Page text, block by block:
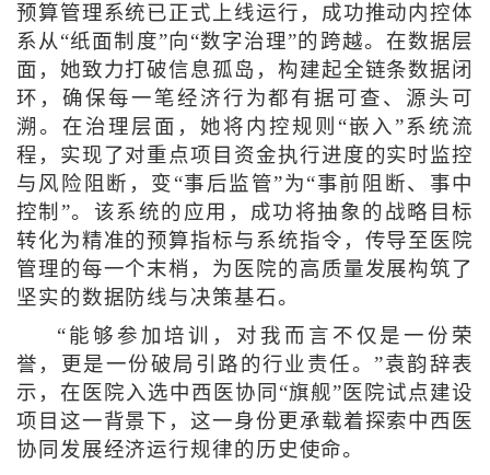
预算管理系统已正式上线运行，成功推动内控体
系从“纸面制度”向“数字治理”的跨越。在数据层
面，她致力打破信息孤岛，构建起全链条数据闭
环，确保每一笔经济行为都有据可查、源头可
溯。在治理层面，她将内控规则“嵌入”系统流
程，实现了对重点项目资金执行进度的实时监控
与风险阻断，变“事后监管”为“事前阻断、事中
控制”。该系统的应用，成功将抽象的战略目标
转化为精准的预算指标与系统指令，传导至医院
管理的每一个末梢，为医院的高质量发展构筑了
坚实的数据防线与决策基石。
“能够参加培训，对我而言不仅是一份荣
誉，更是一份破局引路的行业责任。”袁韵辞表
示，在医院入选中西医协同“旗舰”医院试点建设
项目这一背景下，这一身份更承载着探索中西医
协同发展经济运行规律的历史使命。